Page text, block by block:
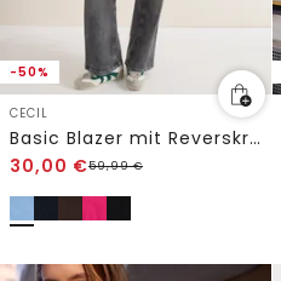
-50%
CECIL
Basic Blazer mit Reverskragen
30,00 €59,99€